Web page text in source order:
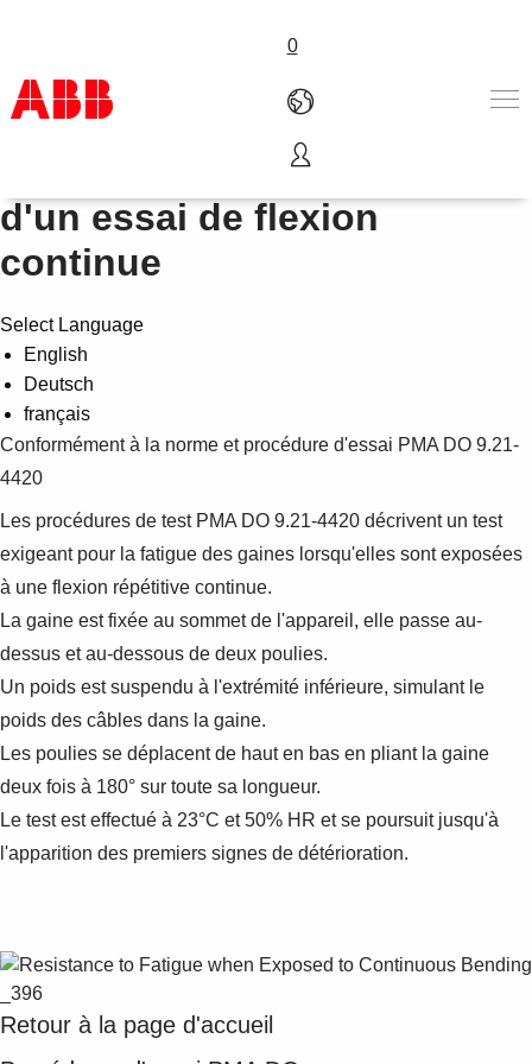
0
Produits & Services
Industries
Services
Où acheter
Contactez-nous
Carrières
Résistance à la fatigue lors
d'un essai de flexion
continue
Select Language
English
Deutsch
français
Conformément à la norme et procédure d'essai PMA DO 9.21-
4420
Les procédures de test PMA DO 9.21-4420 décrivent un test
exigeant pour la fatigue des gaines lorsqu'elles sont exposées
à une flexion répétitive continue.
La gaine est fixée au sommet de l'appareil, elle passe au-
dessus et au-dessous de deux poulies.
Un poids est suspendu à l'extrémité inférieure, simulant le
poids des câbles dans la gaine.
Les poulies se déplacent de haut en bas en pliant la gaine
deux fois à 180° sur toute sa longueur.
Le test est effectué à 23°C et 50% HR et se poursuit jusqu'à
l'apparition des premiers signes de détérioration.
Retour à la page d'accueil